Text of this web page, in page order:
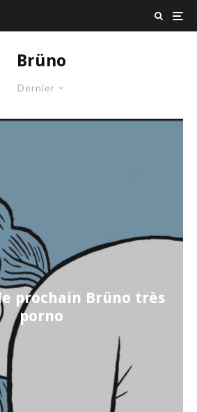
Brüno
Dernier
prochain Brüno très
porno